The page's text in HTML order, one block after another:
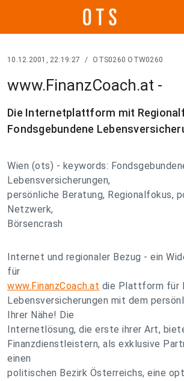
10.12.2001, 22:19:27 / OTS0260 OTW0260
www.FinanzCoach.at -
Die Internetplattform mit
Fondsgebundene
Wien (ots) - keywords:
Lebensversicherungen,
persönliche Beratung, Regionalfokus,
Netzwerk,
Börsencrash
Internet und regionaler Bezug - ein
für
www.FinanzCoach.at die Plattform für
Lebensversicherungen mit dem
Ihrer Nähe! Die
Internetlösung, die erste ihrer Art,
Finanzdienstleistern, als exklusive
einen
politischen Bezirk Österreichs, eine